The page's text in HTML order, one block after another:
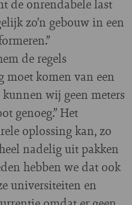
de onrendabele last
zo’n gebouw in een
de regels
moet komen van een
wij geen meters
genoeg.” Het
oplossing kan, zo
nadelig uit pakken
hebben we dat ook
universiteiten en